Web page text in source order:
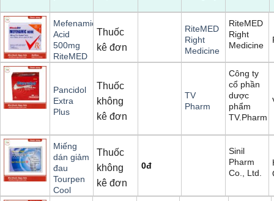
Mefenamic
Acid
500mg
RiteMED
Thuốc
kê đơn
RiteMED
Right
Medicine
RiteMED
Right
Medicine
Pancidol
Extra
Plus
Thuốc
không
kê đơn
TV
Pharm
Công ty
cổ phần
dược
phẩm
TV.Pharm
Miếng
dán giảm
đau
Tourpen
Cool
Thuốc
không
kê đơn
0đ
Sinil
Pharm
Co., Ltd.